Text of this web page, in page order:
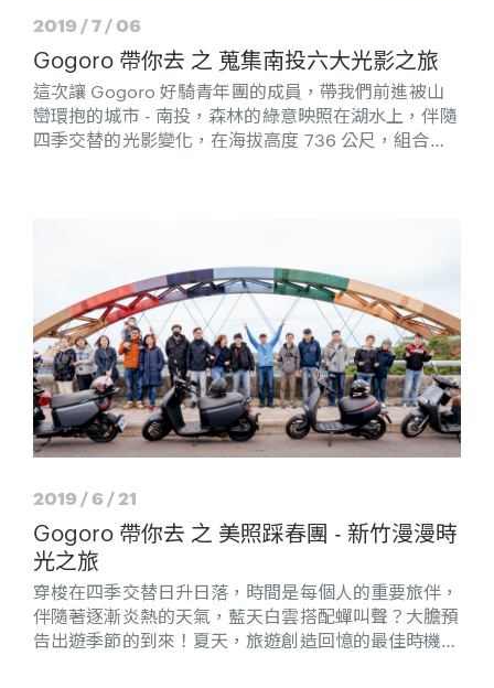
2019 / 7 / 06
Gogoro 帶你去 之 蒐集南投六大光影之旅
這次讓 Gogoro 好騎青年團的成員，帶我們前進被山
巒環抱的城市 - 南投，森林的綠意映照在湖水上，伴隨
四季交替的光影變化，在海拔高度 736 公尺，組合成
2019 / 6 / 21
Gogoro 帶你去 之 美照踩春團 - 新竹漫漫時
光之旅
穿梭在四季交替日升日落，時間是每個人的重要旅伴，
伴隨著逐漸炎熱的天氣，藍天白雲搭配蟬叫聲？大膽預
告出遊季節的到來！夏天，旅遊創造回憶的最佳時機，